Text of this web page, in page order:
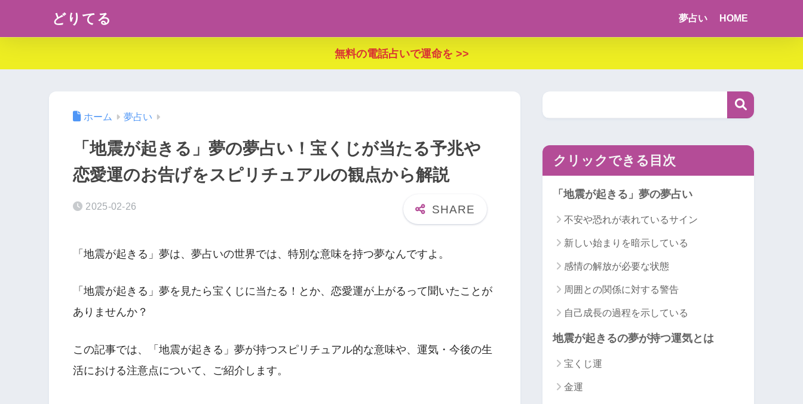
どりてる 夢占い HOME
無料の電話占いで運命を >>
ホーム 夢占い
「地震が起きる」夢の夢占い！宝くじが当たる予兆や
恋愛運のお告げをスピリチュアルの観点から解説
2025-02-26
「地震が起きる」夢は、夢占いの世界では、特別な意味を持つ夢なんですよ。
「地震が起きる」夢を見たら宝くじに当たる！とか、恋愛運が上がるって聞いたことが
ありませんか？
この記事では、「地震が起きる」夢が持つスピリチュアル的な意味や、運気・今後の生
活における注意点について、ご紹介します。
クリックできる目次
「地震が起きる」夢の夢占い
不安や恐れが表れているサイン
新しい始まりを暗示している
感情の解放が必要な状態
周囲との関係に対する警告
自己成長の過程を示している
地震が起きるの夢が持つ運気とは
宝くじ運
金運